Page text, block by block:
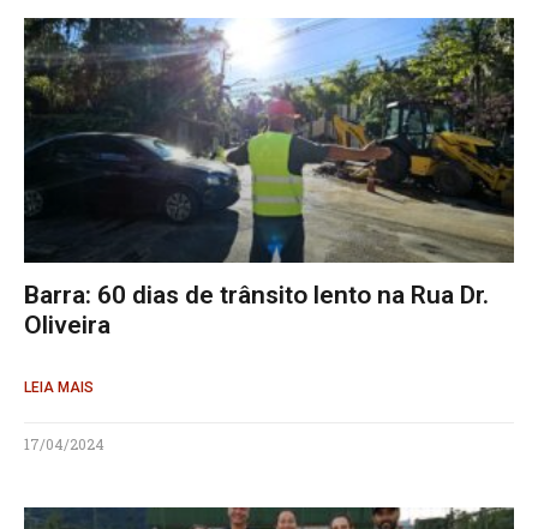
Barra: 60 dias de trânsito lento na Rua Dr.
Oliveira
LEIA MAIS
17/04/2024